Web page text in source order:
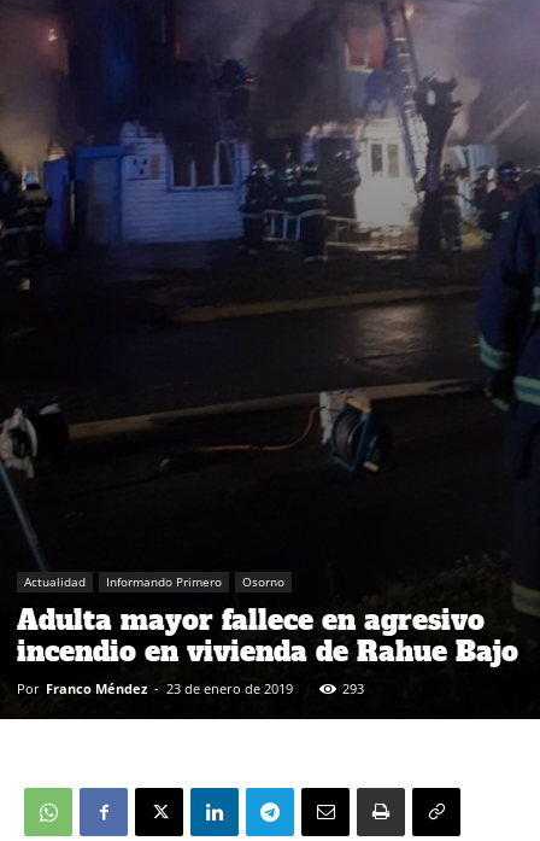
Actualidad Informando Primero Osorno
Adulta mayor fallece en agresivo
incendio en vivienda de Rahue Bajo
Por Franco Méndez - 23 de enero de 2019 293